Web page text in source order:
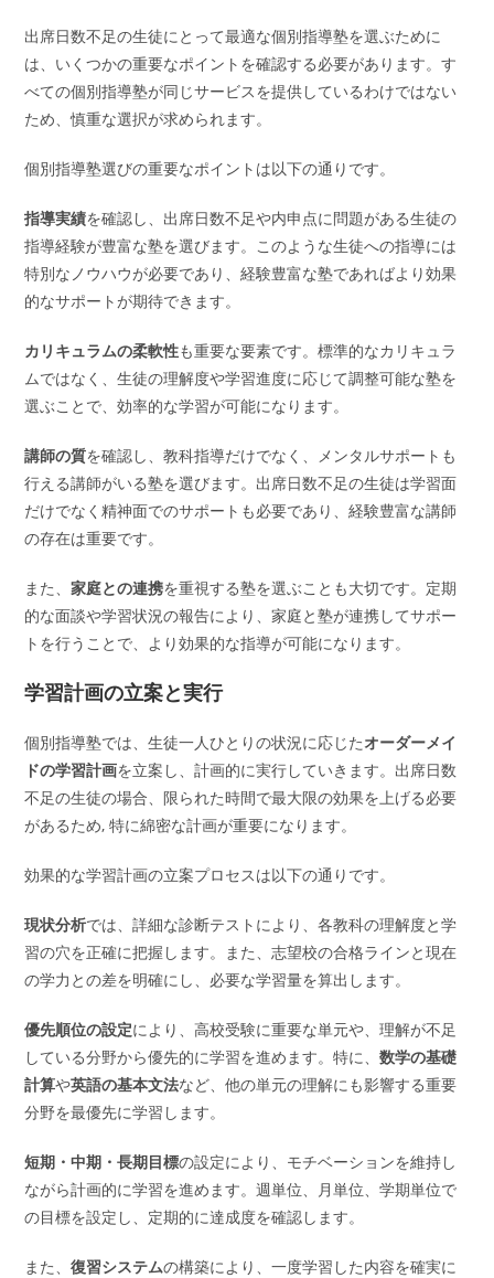
出席日数不足の生徒にとって最適な個別指導塾を選ぶために
は、いくつかの重要なポイントを確認する必要があります。す
べての個別指導塾が同じサービスを提供しているわけではない
ため、慎重な選択が求められます。
個別指導塾選びの重要なポイントは以下の通りです。
指導実績を確認し、出席日数不足や内申点に問題がある生徒の
指導経験が豊富な塾を選びます。このような生徒への指導には
特別なノウハウが必要であり、経験豊富な塾であればより効果
的なサポートが期待できます。
カリキュラムの柔軟性も重要な要素です。標準的なカリキュラ
ムではなく、生徒の理解度や学習進度に応じて調整可能な塾を
選ぶことで、効率的な学習が可能になります。
講師の質を確認し、教科指導だけでなく、メンタルサポートも
行える講師がいる塾を選びます。出席日数不足の生徒は学習面
だけでなく精神面でのサポートも必要であり、経験豊富な講師
の存在は重要です。
また、家庭との連携を重視する塾を選ぶことも大切です。定期
的な面談や学習状況の報告により、家庭と塾が連携してサポー
トを行うことで、より効果的な指導が可能になります。
学習計画の立案と実行
個別指導塾では、生徒一人ひとりの状況に応じたオーダーメイ
ドの学習計画を立案し、計画的に実行していきます。出席日数
不足の生徒の場合、限られた時間で最大限の効果を上げる必要
があるため, 特に綿密な計画が重要になります。
効果的な学習計画の立案プロセスは以下の通りです。
現状分析では、詳細な診断テストにより、各教科の理解度と学
習の穴を正確に把握します。また、志望校の合格ラインと現在
の学力との差を明確にし、必要な学習量を算出します。
優先順位の設定により、高校受験に重要な単元や、理解が不足
している分野から優先的に学習を進めます。特に、数学の基礎
計算や英語の基本文法など、他の単元の理解にも影響する重要
分野を最優先に学習します。
短期・中期・長期目標の設定により、モチベーションを維持し
ながら計画的に学習を進めます。週単位、月単位、学期単位で
の目標を設定し、定期的に達成度を確認します。
また、復習システムの構築により、一度学習した内容を確実に